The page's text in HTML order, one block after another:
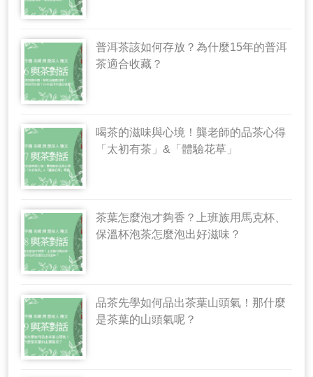
普洱茶該如何存放？為什麼15年的普洱
茶適合收藏？
喝茶的滋味與心境！龔老師的品茶心得
「太初有茶」&「體驗花草」
茶葉怎麼泡才夠香？上班族用馬克杯、
保溫杯泡茶怎麼泡出好滋味？
品茶先學如何品出茶葉山頭氣！那什麼
是茶葉的山頭氣呢？